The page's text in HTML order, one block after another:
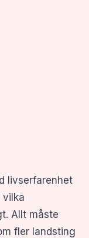
livserfarenhet
vilka
Allt måste
fler landsting